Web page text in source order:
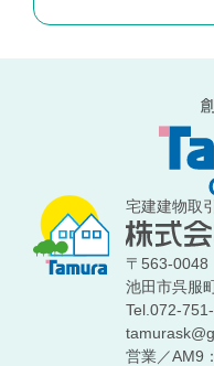
宅建建物取
〒563-0048
池田市呉服
Tel.072-
営業／AM9